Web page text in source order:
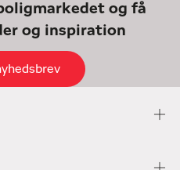
og få
og inspiration